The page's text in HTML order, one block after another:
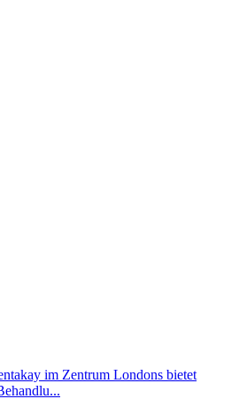
im Zentrum Londons bietet